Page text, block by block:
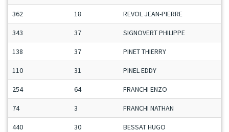
362 18 REVOL JEAN-PIERRE
343 37 SIGNOVERT PHILIPPE
138 37 PINET THIERRY
110 31 PINEL EDDY
254 64 FRANCHI ENZO
74 3 FRANCHI NATHAN
440 30 BESSAT HUGO